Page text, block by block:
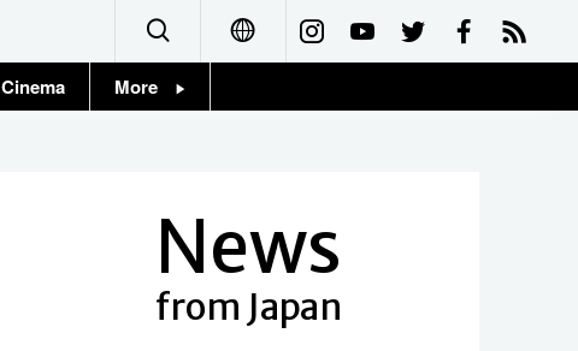
Français
Cinema More
News
from Japan